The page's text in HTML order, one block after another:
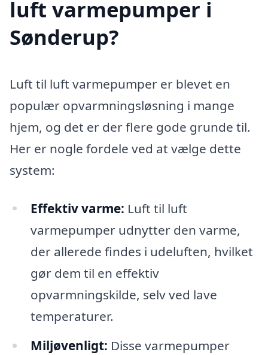
luft varmepumper i
Sønderup?
Luft til luft varmepumper er blevet en
populær opvarmningsløsning i mange
hjem, og det er der flere gode grunde til.
Her er nogle fordele ved at vælge dette
system:
Effektiv varme: Luft til luft
varmepumper udnytter den varme,
der allerede findes i udeluften, hvilket
gør dem til en effektiv
opvarmningskilde, selv ved lave
temperaturer.
Miljøvenligt: Disse varmepumper